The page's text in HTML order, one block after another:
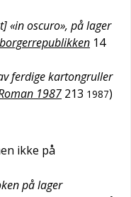
«in oscuro», på lager
14
ferdige kartongruller
1987 213 1987)
ikke på
på lager